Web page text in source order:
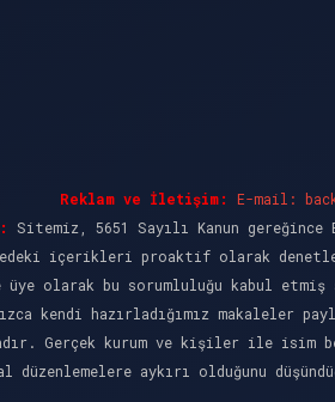
Reklam ve İletişim: E-mail:
Sitemiz, 5651 Sayılı Kanun
içerikleri proaktif olarak
olarak bu sorumluluğu kabul
kendi hazırladığımız makaleler
Gerçek kurum ve kişiler ile isim
düzenlemelere aykırı olduğunu